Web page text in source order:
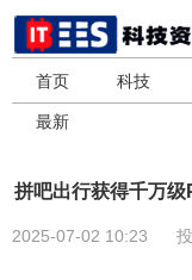
首页 科技
最新
拼吧出行获得千万
2025-07-02 10:23